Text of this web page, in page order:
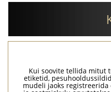
Kui soovite tellida mitut
etiketid,
mudeli jaoks